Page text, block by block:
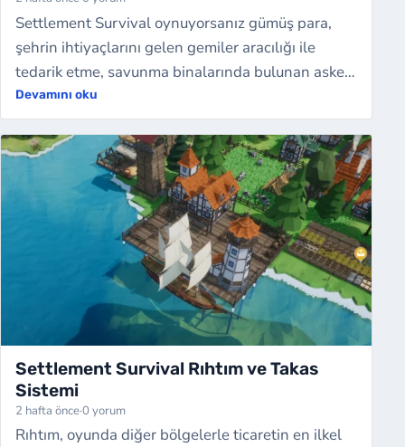
Settlement Survival oynuyorsanız gümüş para,
şehrin ihtiyaçlarını gelen gemiler aracılığı ile
tedarik etme, savunma binalarında bulunan asker
işçilerin maaşları gibi hayati durumla…
Devamını oku
Settlement Survival Rıhtım ve Takas
Sistemi
2 hafta önce·0 yorum
Rıhtım, oyunda diğer bölgelerle ticaretin en ilkel